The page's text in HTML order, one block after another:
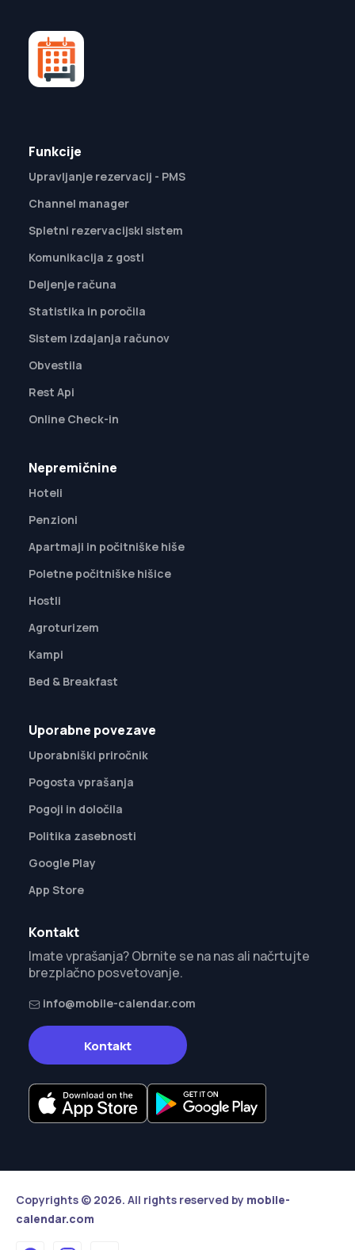
Funkcije
Upravljanje rezervacij - PMS
Channel manager
Spletni rezervacijski sistem
Komunikacija z gosti
Deljenje računa
Statistika in poročila
Sistem izdajanja računov
Obvestila
Rest Api
Online Check-in
Nepremičnine
Hoteli
Penzioni
Apartmaji in počitniške hiše
Poletne počitniške hišice
Hostli
Agroturizem
Kampi
Bed & Breakfast
Uporabne povezave
Uporabniški priročnik
Pogosta vprašanja
Pogoji in določila
Politika zasebnosti
Google Play
App Store
Kontakt
Imate vprašanja? Obrnite se na nas ali načrtujte
brezplačno posvetovanje.
info@mobile-calendar.com
Kontakt
Copyrights © 2026. All rights reserved by mobile-
calendar.com